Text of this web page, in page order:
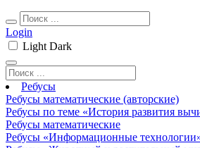
Login
Light Dark
Ребусы
Ребусы математические (авторские)
Ребусы по теме «История развития
Ребусы математические
Ребусы «Информационные